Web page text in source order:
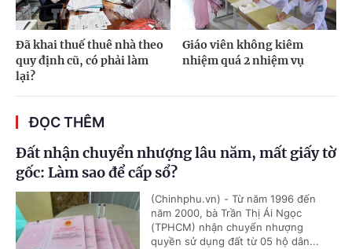
Đã khai thuế thuê nhà theo
quy định cũ, có phải làm
lại?
Giáo viên không kiêm
nhiệm quá 2 nhiệm vụ
ĐỌC THÊM
Đất nhận chuyển nhượng lâu năm, mất giấy tờ
gốc: Làm sao để cấp sổ?
(Chinhphu.vn) - Từ năm 1996 đến
năm 2000, bà Trần Thị Ái Ngọc
(TPHCM) nhận chuyển nhượng
quyền sử dụng đất từ 05 hộ dân...